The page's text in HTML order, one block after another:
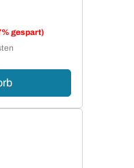
gespart)